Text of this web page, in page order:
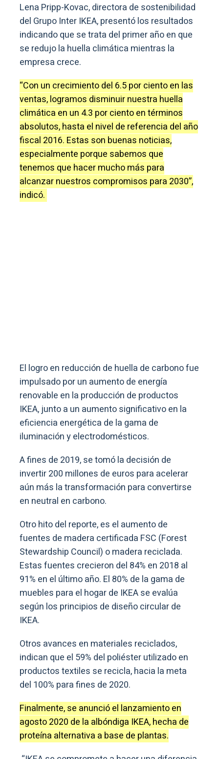
Lena Pripp-Kovac, directora de sostenibilidad
del Grupo Inter IKEA, presentó los resultados
indicando que se trata del primer año en que
se redujo la huella climática mientras la
empresa crece.
“Con un crecimiento del 6.5 por ciento en las
ventas, logramos disminuir nuestra huella
climática en un 4.3 por ciento en términos
absolutos, hasta el nivel de referencia del año
fiscal 2016. Estas son buenas noticias,
especialmente porque sabemos que
tenemos que hacer mucho más para
alcanzar nuestros compromisos para 2030”,
indicó.
El logro en reducción de huella de carbono fue
impulsado por un aumento de energía
renovable en la producción de productos
IKEA, junto a un aumento significativo en la
eficiencia energética de la gama de
iluminación y electrodomésticos.
A fines de 2019, se tomó la decisión de
invertir 200 millones de euros para acelerar
aún más la transformación para convertirse
en neutral en carbono.
Otro hito del reporte, es el aumento de
fuentes de madera certificada FSC (Forest
Stewardship Council) o madera reciclada.
Estas fuentes crecieron del 84% en 2018 al
91% en el último año. El 80% de la gama de
muebles para el hogar de IKEA se evalúa
según los principios de diseño circular de
IKEA.
Otros avances en materiales reciclados,
indican que el 59% del poliéster utilizado en
productos textiles se recicla, hacia la meta
del 100% para fines de 2020.
Finalmente, se anunció el lanzamiento en
agosto 2020 de la albóndiga IKEA, hecha de
proteína alternativa a base de plantas.